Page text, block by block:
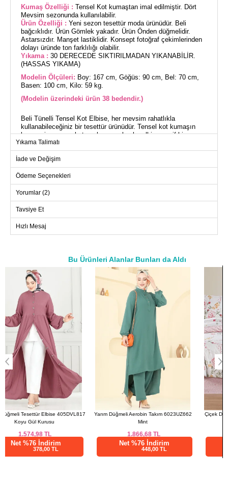
Kumaş Özelliği : Tensel Kot kumaştan imal edilmiştir. Dört
Mevsim sezonunda kullanılabilir.
Ürün Özelliği : Yeni sezon tesettür moda ürünüdür. Beli
bağcıklıdır. Ürün Gömlek yakadır. Ürün Önden düğmelidir.
Astarsızdır. Manşet lastiklidir. Konsept fotoğraf çekimlerinden
dolayı üründe ton farklılığı olabilir.
Yıkama : 30 DERECEDE SIKTIRILMADAN YIKANABİLİR.
(HASSAS YIKAMA)
Modelin Ölçüleri: Boy: 167 cm, Göğüs: 90 cm, Bel: 70 cm,
Basen: 100 cm, Kilo: 59 kg.
(Modelin üzerindeki ürün 38 bedendir.)
Beli Tünelli Tensel Kot Elbise, her mevsim rahatlıkla
kullanabileceğiniz bir tesettür ürünüdür. Tensel kot kumaşın
benzersiz uyumuyla tasarlanmış olan bu elbise, zarif bir
gömlek yaka ve önden düğmeli tasarıma sahiptir. 30 derecede
hassas yıkama ile temizlenmesi önerilen elbisenin astarsız
yapısı, hafif ve kullanışlı olmasını sağlar. Beli bağcıklı ve
manşetleri lastikli olan bu elbise, şık ve konforlu bir giyim
alternatifidir. Modelin üzerindeki 38 beden ölçüleri: Boy: 167
cm, Göğüs: 90 cm, Bel: 70 cm, Basen: 100 cm, Kilo: 59 kg.
38
100
137
108
137
118
122
50
126
52
130
Yıkama Talimatı
İade ve Değişim
Ödeme Seçenekleri
Yorumlar (2)
Tavsiye Et
Hızlı Mesaj
Bu Ürünleri Alanlar Bunları da Aldı
Yarım Düğmeli Aerobin Takım 6023UZ662
1.866,68
Net %76 İndirim
Çiçek Desenli Çift Kişlik Nevresim Takımı
8509BLH1197 Pembe
1.850,00
Net %28 İndirim
1332,00 TL